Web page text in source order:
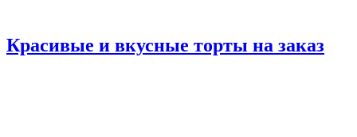
Красивые и вкусные торты на заказ